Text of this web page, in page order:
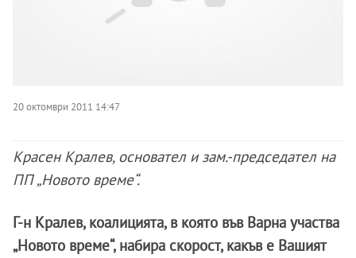
20 октомври 2011 14:47
Красен Кралев, основател и зам.-председател на
ПП „Новото време“.
Г-н Кралев, коалицията, в която във Варна участва
„Новото време“, набира скорост, какъв е Вашият